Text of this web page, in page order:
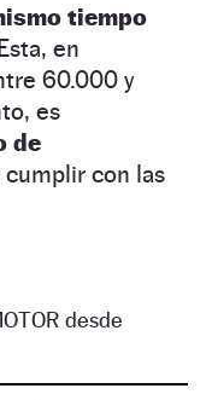
tiempo
en
60.000 y
es
de
con las
desde